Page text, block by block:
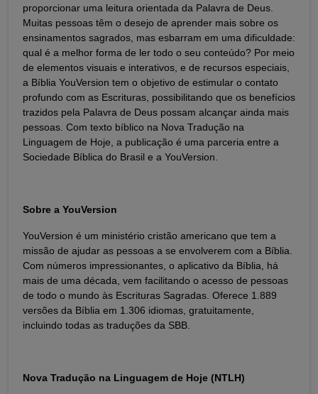
proporcionar uma leitura orientada da Palavra de Deus.
Muitas pessoas têm o desejo de aprender mais sobre os
ensinamentos sagrados, mas esbarram em uma dificuldade:
qual é a melhor forma de ler todo o seu conteúdo? Por meio
de elementos visuais e interativos, e de recursos especiais,
a Bíblia YouVersion tem o objetivo de estimular o contato
profundo com as Escrituras, possibilitando que os benefícios
trazidos pela Palavra de Deus possam alcançar ainda mais
pessoas. Com texto bíblico na Nova Tradução na
Linguagem de Hoje, a publicação é uma parceria entre a
Sociedade Bíblica do Brasil e a YouVersion.
Sobre a YouVersion
YouVersion é um ministério cristão americano que tem a
missão de ajudar as pessoas a se envolverem com a Bíblia.
Com números impressionantes, o aplicativo da Bíblia, há
mais de uma década, vem facilitando o acesso de pessoas
de todo o mundo às Escrituras Sagradas. Oferece 1.889
versões da Bíblia em 1.306 idiomas, gratuitamente,
incluindo todas as traduções da SBB.
Nova Tradução na Linguagem de Hoje (NTLH)